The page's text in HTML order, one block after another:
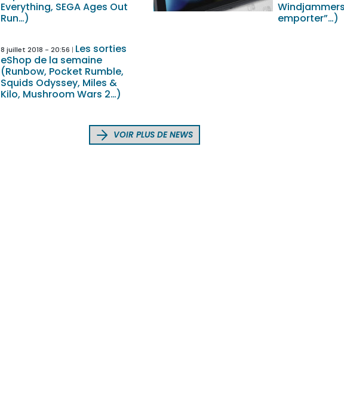
Everything, SEGA Ages Out
Run…)
emporter”…)
8 juillet 2018 - 20:56
Les sorties
eShop de la semaine
(Runbow, Pocket Rumble,
Squids Odyssey, Miles &
Kilo, Mushroom Wars 2…)
VOIR PLUS DE NEWS